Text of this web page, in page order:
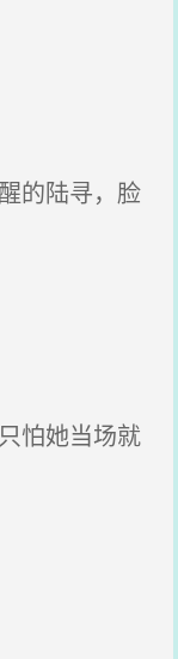
的陆寻，脸
怕她当场就